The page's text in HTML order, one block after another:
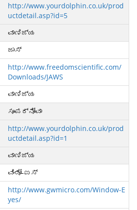
http://www.yourdolphin.co.uk/prod
uctdetail.asp?id=5
ವಾಣಿಜ್ಯ
ಜಾಸ್
http://www.freedomscientific.com/
Downloads/JAWS
ವಾಣಿಜ್ಯ
ಸೂಪರ್ನೋವಾ
http://www.yourdolphin.co.uk/prod
uctdetail.asp?id=1
ವಾಣಿಜ್ಯ
ವಿಂಡೋ-ಐಸ್
http://www.gwmicro.com/Window-E
yes/